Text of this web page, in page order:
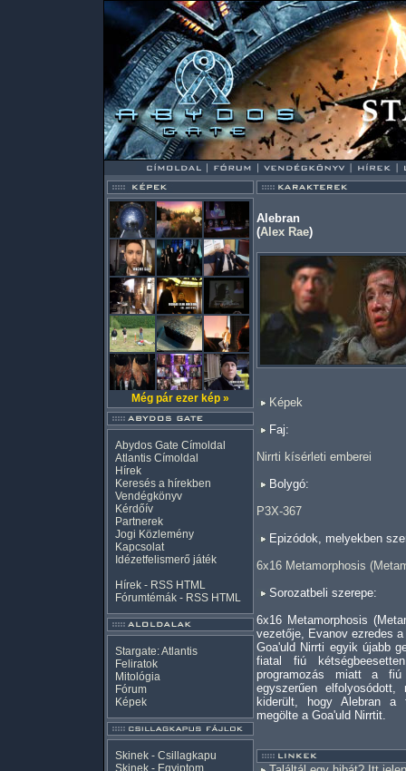
Még pár ezer kép »
Abydos Gate Címoldal
Atlantis Címoldal
Hírek
Keresés a hírekben
Vendégkönyv
Kérdőív
Partnerek
Jogi Közlemény
Kapcsolat
Idézetfelismerő játék
Hírek - RSS HTML
Fórumtémák - RSS HTML
Stargate: Atlantis
Feliratok
Mitológia
Fórum
Képek
Skinek - Csillagkapu
Skinek - Egyiptom
Alebran
(Alex Rae)
Képek
Faj:
Nirrti kísérleti emberei
Bolygó:
P3X-367
Epizódok, melyekben
6x16 Metamorphosis
Sorozatbeli szerepe:
6x16 Metamorphosis
vezetője, Evanov ezredes
Goa'uld Nirrti egyik újabb
fiatal fiú
programozás miatt a fiú
egyszerűen
kiderült, hogy Alebran a
megölte a Goa'uld Nirrtit.